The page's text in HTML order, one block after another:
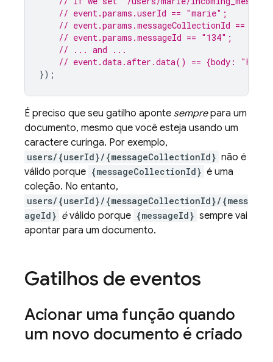
// event.params.userId == "marie";
// event.params.messageCollectionId ==
// event.params.messageId == "134";
// ... and ...
// event.data.after.data() == {body:
});
É preciso que seu gatilho aponte semprepara um
documento, mesmo que você esteja usando um
caractere curinga. Por exemplo,
users/{userId}/{messageCollectionId} não é
válido porque {messageCollectionId} é uma
coleção. No entanto,
users/{userId}/{messageCollectionId}/{mess
ageId} éválido porque {messageId} sempre vai
apontar para um documento.
Gatilhos de eventos
Acionar uma função quando
um novo documento é criado